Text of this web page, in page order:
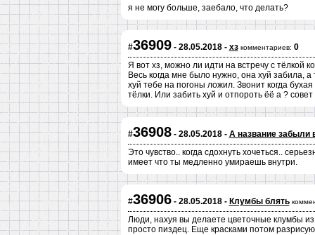
я не могу больше, заебало, что делать?
#36909- 28.05.2018 - хз комментариев: 0
Я вот хз, можно ли идти на встречу с тёлкой
Весь когда мне было нужно, она хуй забила,
хуй тебе на погоны ложил. Звонит когда
тёлки. Или забить хуй и отпороть ёё а ? совет
#36908- 28.05.2018 - А название забыли
Это чувство.. когда сдохнуть хочеться..
имеет что ты медленно умираешь внутри.
#36906- 28.05.2018 - Клумбы блять
Люди, нахуя вы делаете цветочные клумбы
просто пиздец. Еще красками потом